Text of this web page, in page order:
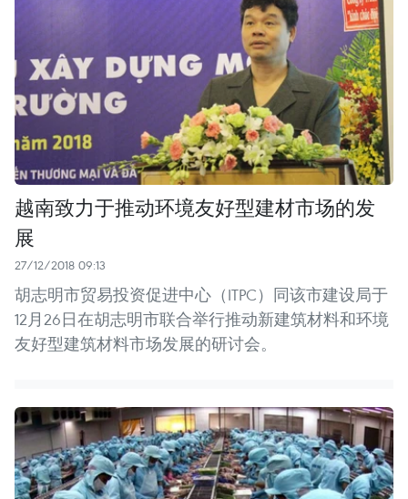
越南致力于推动环境友好型建材市场的发
展
27/12/2018 09:13
胡志明市贸易投资促进中心（ITPC）同该市建设局于
12月26日在胡志明市联合举行推动新建筑材料和环境
友好型建筑材料市场发展的研讨会。